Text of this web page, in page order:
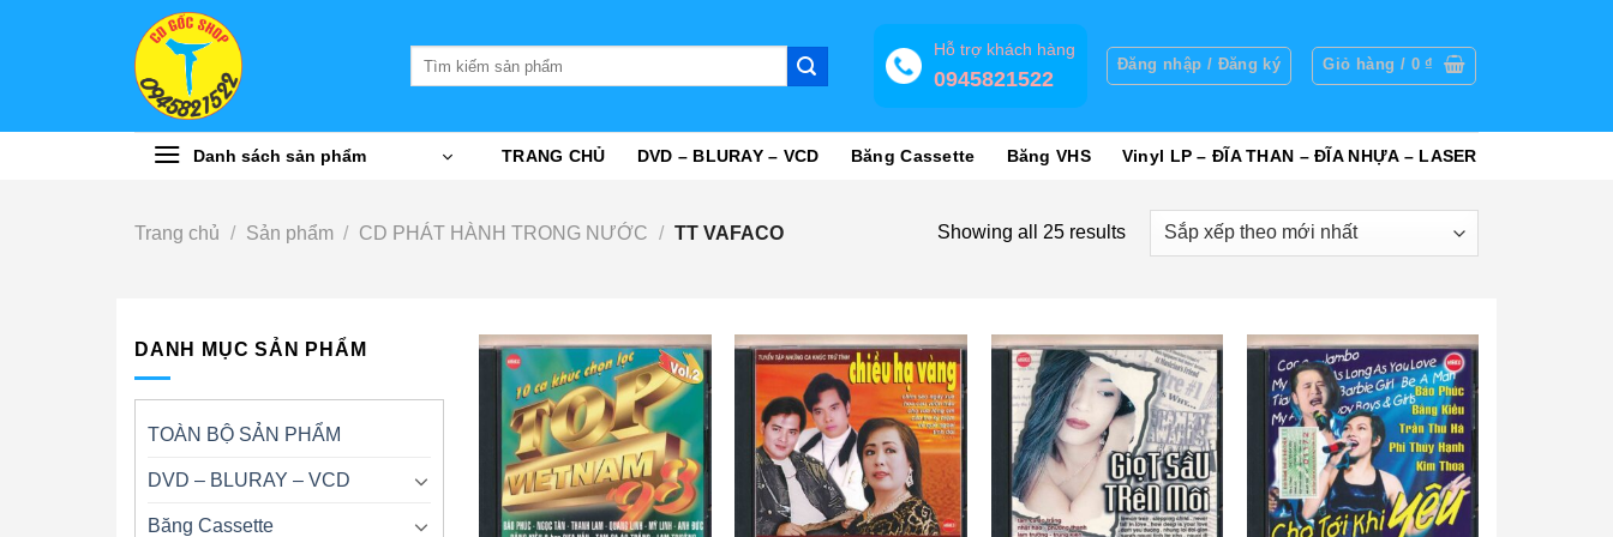
Hỗ trợ khách hàng
0945821522
Đăng nhập / Đăng ký Giỏ hàng / 0₫
Danh sách sản phẩm TRANG CHỦ DVD – BLURAY – VCD Băng Cassette Băng VHS Vinyl LP – ĐĨA THAN – ĐĨA NHỰA – LASER
Trang chủ / Sản phẩm / CD PHÁT HÀNH TRONG NƯỚC / TT VAFACO Showing all 25 results
DANH MỤC SẢN PHẨM
TOÀN BỘ SẢN PHẨM
DVD – BLURAY – VCD
Băng Cassette